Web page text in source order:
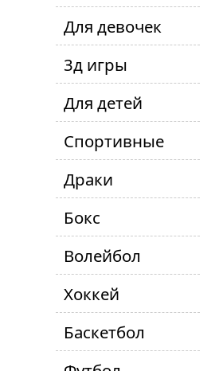
Для девочек
3д игры
Для детей
Спортивные
Драки
Бокс
Волейбол
Хоккей
Баскетбол